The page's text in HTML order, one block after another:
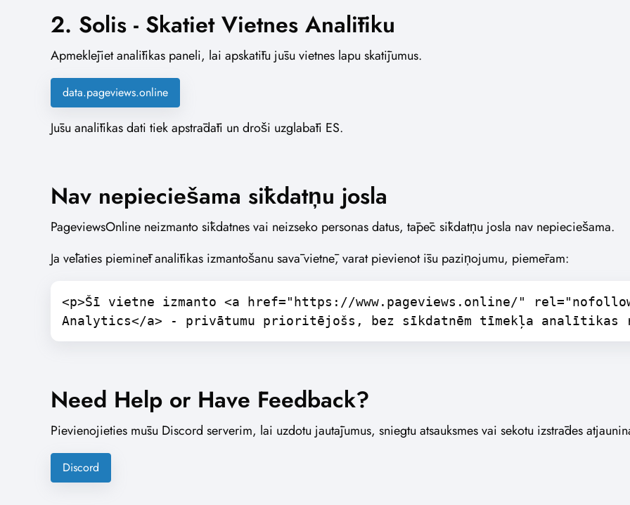
2. Solis - Skatiet Vietnes Analītiku
Apmeklējiet analītikas paneli, lai apskatītu jūsu vietnes lapu skatījumus.
data.pageviews.online
Jūsu analītikas dati tiek apstrādāti un droši uzglabāti ES.
Nav nepieciešama sīkdatņu josla
PageviewsOnline neizmanto sīkdatnes vai neizseko personas datus, tāpēc sīkdatņu josla nav nepieciešama.
Ja vēlaties pieminēt analītikas izmantošanu savā vietnē, varat pievienot īsu paziņojumu, piemēram:
<p>Šī vietne izmanto <a href="https://www.pageviews.online/"
Analytics</a> - privātumu prioritējošs, bez sīkdatnēm tīmekļa analītikas
Need Help or Have Feedback?
Pievienojieties mūsu Discord serverim, lai uzdotu jautājumus, sniegtu atsauksmes vai sekotu izstrādes
Discord